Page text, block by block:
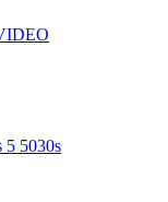
5 5030s